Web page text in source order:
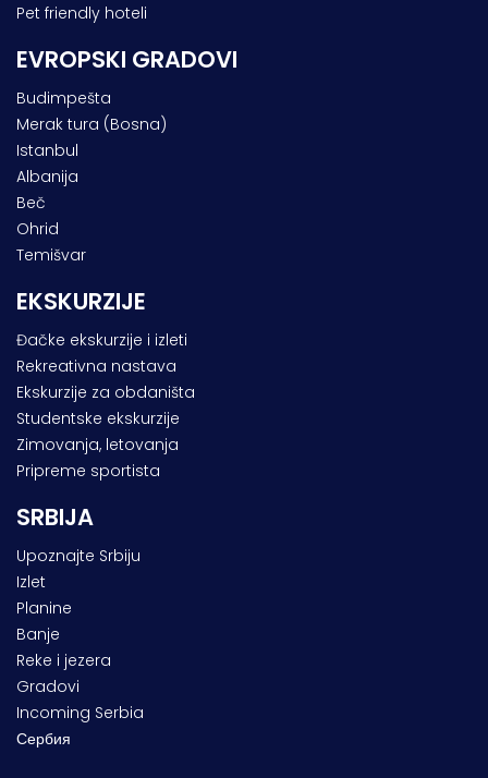
Pet friendly hoteli
EVROPSKI GRADOVI
Budimpešta
Merak tura (Bosna)
Istanbul
Albanija
Beč
Ohrid
Temišvar
EKSKURZIJE
Đačke ekskurzije i izleti
Rekreativna nastava
Ekskurzije za obdaništa
Studentske ekskurzije
Zimovanja, letovanja
Pripreme sportista
SRBIJA
Upoznajte Srbiju
Izlet
Planine
Banje
Reke i jezera
Gradovi
Incoming Serbia
Сербия